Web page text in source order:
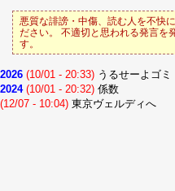
悪質な誹謗・中傷、読む人を不快
ださい。 不適切と思われる発言を
す。
2026 (10/01 - 20:33) うるせーよ
2024 (10/01 - 20:32) 係数
(12/07 - 10:04) 東京ヴェルディへ